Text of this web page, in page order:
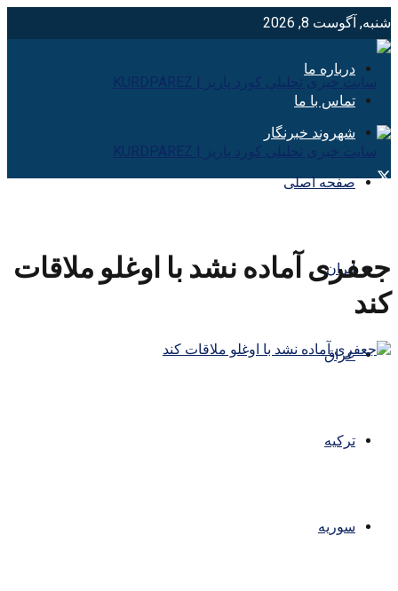
شنبه, آگوست 8, 2026
درباره ما
تماس با ما
شهروند خبرنگار
صفحه اصلی
ایران
عراق
ترکیه
سوریه
جعفری آماده نشد با اوغلو ملاقات
کند